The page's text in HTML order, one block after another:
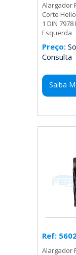
Alargador
Corte
1 DIN 7978
Esquerda
Preço:
Consulta
Saiba
Ref:
Alargador